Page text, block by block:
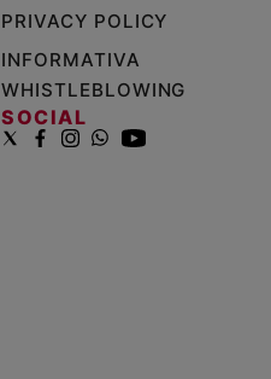
PRIVACY POLICY
INFORMATIVA
WHISTLEBLOWING
SOCIAL